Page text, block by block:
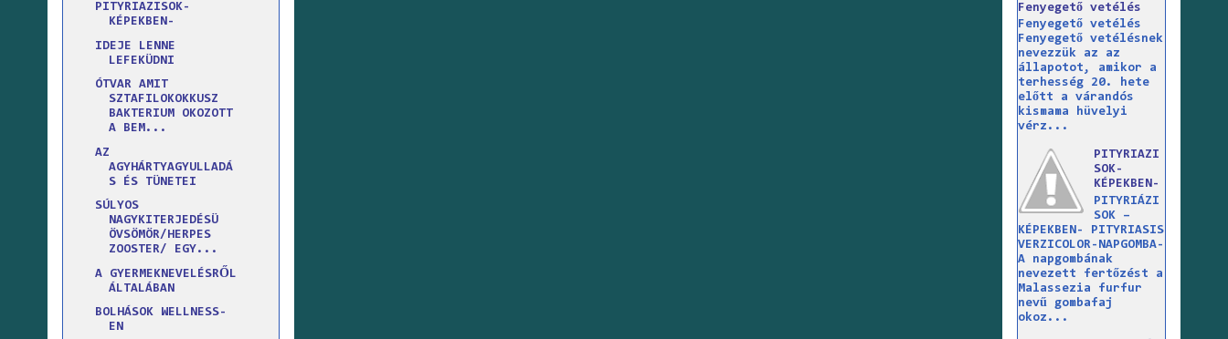
PITYRIAZISOK-
KÉPEKBEN-
IDEJE LENNE
LEFEKÜDNI
ÓTVAR AMIT
SZTAFILOKOKKUSZ
BAKTERIUM OKOZOTT
A BEM...
AZ
AGYHÁRTYAGYULLADÁ
S ÉS TÜNETEI
SÚLYOS
NAGYKITERJEDÉSÜ
ÖVSÖMÖR/HERPES
ZOOSTER/ EGY...
A GYERMEKNEVELÉSRŐL
ÁLTALÁBAN
BOLHÁSOK WELLNESS-
EN
Fenyegető vetélés
Fenyegető vetélés
Fenyegető vetélésnek
nevezzük az az
állapotot, amikor a
terhesség 20. hete
előtt a várandós
kismama hüvelyi
vérz...
PITYRIAZI
SOK-
KÉPEKBEN-
PITYRIÁZI
SOK –
KÉPEKBEN- PITYRIASIS
VERZICOLOR-NAPGOMBA-
A napgombának
nevezett fertőzést a
Malassezia furfur
nevű gombafaj
okoz...